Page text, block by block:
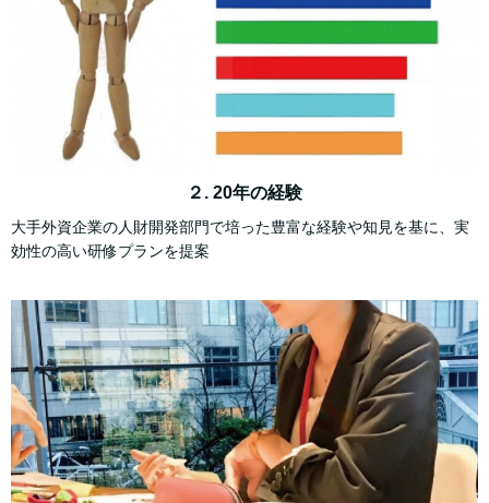
２. 20年の経験
大手外資企業の人財開発部門で培った豊富な経験や知見を基に、実
効性の高い研修プランを提案